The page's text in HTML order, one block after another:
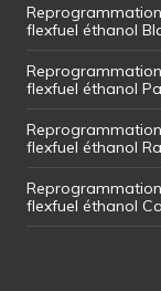
flexfuel éthanol
flexfuel éthanol
flexfuel éthanol
flexfuel éthanol